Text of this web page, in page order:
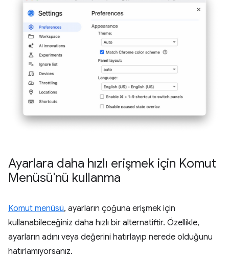
Ayarlara daha hızlı erişmek için Komut
Menüsü'nü kullanma
Komut menüsü, ayarların çoğuna erişmek için
kullanabileceğiniz daha hızlı bir alternatiftir. Özellikle,
ayarların adını veya değerini hatırlayıp nerede olduğunu
hatırlamıyorsanız.